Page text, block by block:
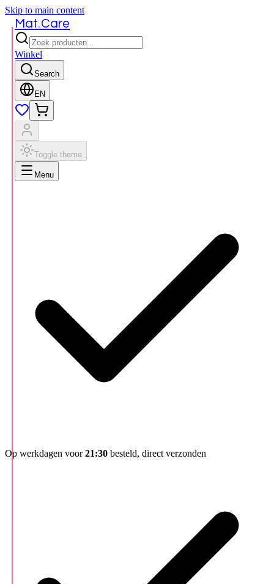
Skip to main content
Mat.Care
Winkel
Search
EN
Toggle theme
Menu
Op werkdagen voor21:30 besteld, direct verzonden